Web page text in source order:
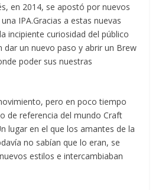
en 2014, se apostó por nuevos
IPA.Gracias a estas nuevas
incipiente curiosidad del público
dar un nuevo paso y abrir un Brew
poder sus nuestras
pero en poco tiempo
de referencia del mundo Craft
lugar en el que los amantes de la
no sabían que lo eran, se
estilos e intercambiaban